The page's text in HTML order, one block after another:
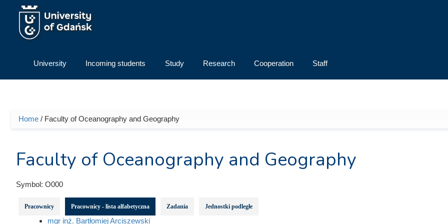
Skip to main content
University Incoming students Study Research Cooperation Staff
You are here
Home / Faculty of Oceanography and Geography
Faculty of Oceanography and Geography
Symbol: O000
Pracownicy Pracownicy - lista alfabetyczna Zadania Jednostki podległe
mgr inż. Bartłomiej Arciszewski